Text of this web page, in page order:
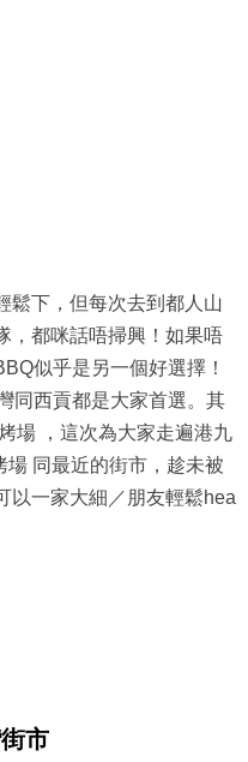
鬆下，但每次去到都人山
，都咪話唔掃興！如果唔
似乎是另一個好選擇！
同西貢都是大家首選。其
場 ，這次為大家走遍港九
同最近的街市，趁未被
以一家大細／朋友輕鬆hea
市